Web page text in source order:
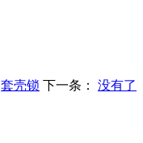
套壳锁 下一条： 没有了